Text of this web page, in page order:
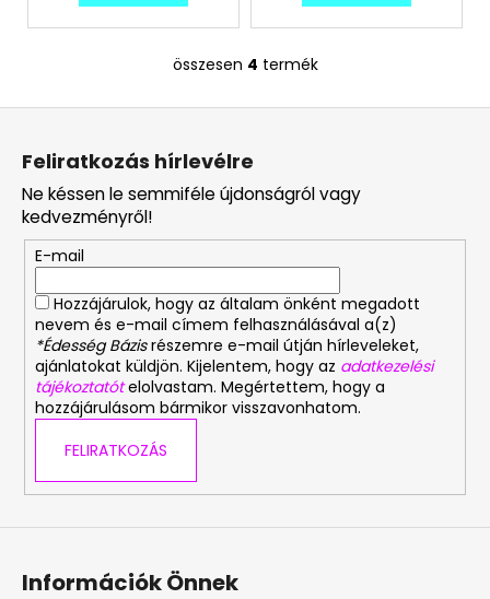
L
i
a
i
á
n
y
í
t
á
s
e
i
összesen 4 termék
Feliratkozás hírlevélre
Ne késsen le semmiféle újdonságról vagy
kedvezményről!
E-mail
Hozzájárulok, hogy az általam önként megadott
nevem és e-mail címem felhasználásával a(z)
*Édesség Bázisrészemre e-mail útján hírleveleket,
ajánlatokat küldjön. Kijelentem, hogy az adatkezelési
tájékoztatót elolvastam. Megértettem, hogy a
hozzájárulásom bármikor visszavonhatom.
FELIRATKOZÁS
Információk Önnek